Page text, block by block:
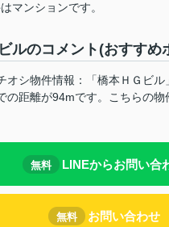
マンションです。
ルのコメント(おすすめ
オシ物件情報：「橋本ＨＧビル
の距離が94mです。こちらの
無料 LINEからお問い合
無料 お問い合わせ